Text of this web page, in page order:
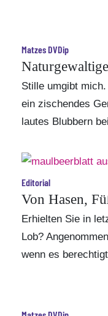
Matzes DVDip
Stille umgibt
ein zischendes
lautes Blubbern
Editorial
Von Hasen,
Erhielten Sie in
Lob?
wenn es